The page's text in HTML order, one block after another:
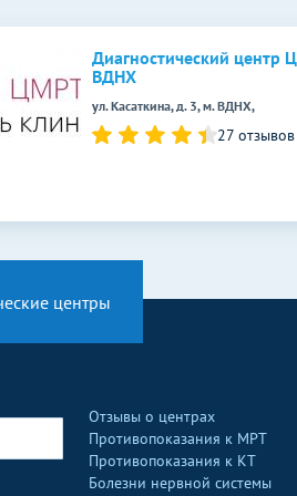
Диагностический центр
ВДНХ
ул. Касаткина, д. 3, м. ВДНХ,
27 отзывов
центры
Отзывы о центрах
Противопоказания к МРТ
Противопоказания к КТ
Болезни нервной системы